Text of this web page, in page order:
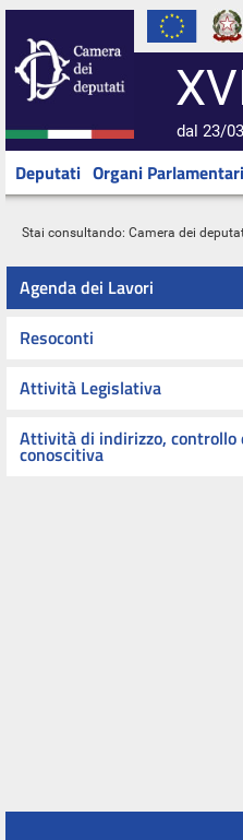
dal 23/
Deputati Organi Parlamentari
Stai consultando: Camera dei
Agenda dei Lavori
Resoconti
Attività Legislativa
Attività di indirizzo, controllo
conoscitiva